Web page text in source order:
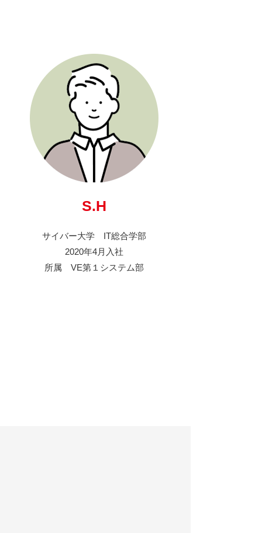
S.H
サイバー大学 IT総合学部
2020年4月入社
所属 VE第１システム部